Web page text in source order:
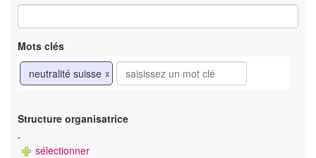
Mots clés
neutralité suisse x
Structure organisatrice
-
sélectionner